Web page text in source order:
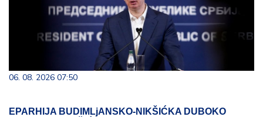
06. 08. 2026 07:50
EPARHIJA BUDIMLjANSKO-NIKŠIĆKA DUBOKO